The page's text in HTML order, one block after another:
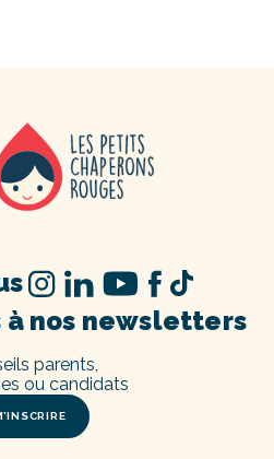
à nos newsletters
parents,
ou candidats